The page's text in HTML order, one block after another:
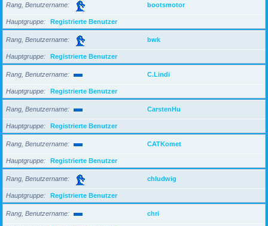
Rang, Benutzername bootsmotor
Hauptgruppe Registrierte Benutzer
Rang, Benutzername bwk
Hauptgruppe Registrierte Benutzer
Rang, Benutzername C.Lindi
Hauptgruppe Registrierte Benutzer
Rang, Benutzername CarstenHu
Hauptgruppe Registrierte Benutzer
Rang, Benutzername CATKomet
Hauptgruppe Registrierte Benutzer
Rang, Benutzername chludwig
Hauptgruppe Registrierte Benutzer
Rang, Benutzername chri